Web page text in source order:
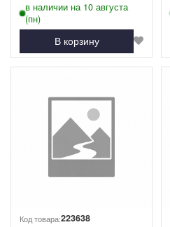
в наличии на 10 августа
(пн)
В корзину
Код товара:223638